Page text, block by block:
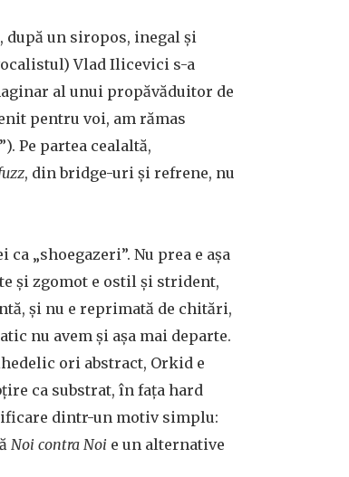
după un siropos, inegal și
Vlad Ilicevici s-a
al unui propăvăduitor de
pentru voi, am rămas
Pe partea cealaltă,
, din bridge-uri și refrene, nu
„shoegazeri”. Nu prea e așa
și zgomot e ostil și strident,
și nu e reprimată de chitări,
nu avem și așa mai departe.
ori abstract, Orkid e
ca substrat, în fața hard
dintr-un motiv simplu:
Noi contra Noi e un alternative